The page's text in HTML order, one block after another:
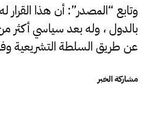
وتابع “المصدر”: أن هذا القرار
بالدول ، وله بعد سياسي أكثر
عن طريق السلطة التشريعية وفق
مشاركة الخبر